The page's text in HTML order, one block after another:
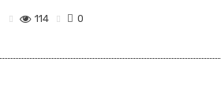
114 0